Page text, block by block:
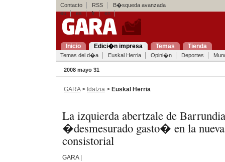
Contacto RSS
B�squeda avanzada
eu
es fr en
Inicio Edici�n impresa Temas Tienda
Temas del d�a Euskal Herria Opini�n Deportes
2008 mayo 31
GARA> Idatzia > Euskal Herria
La izquierda abertzale de
�desmesurado gasto� en la
consistorial
GARA |